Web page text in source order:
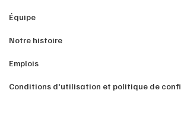
Équipe
Notre histoire
Emplois
Conditions d'utilisation et politique de